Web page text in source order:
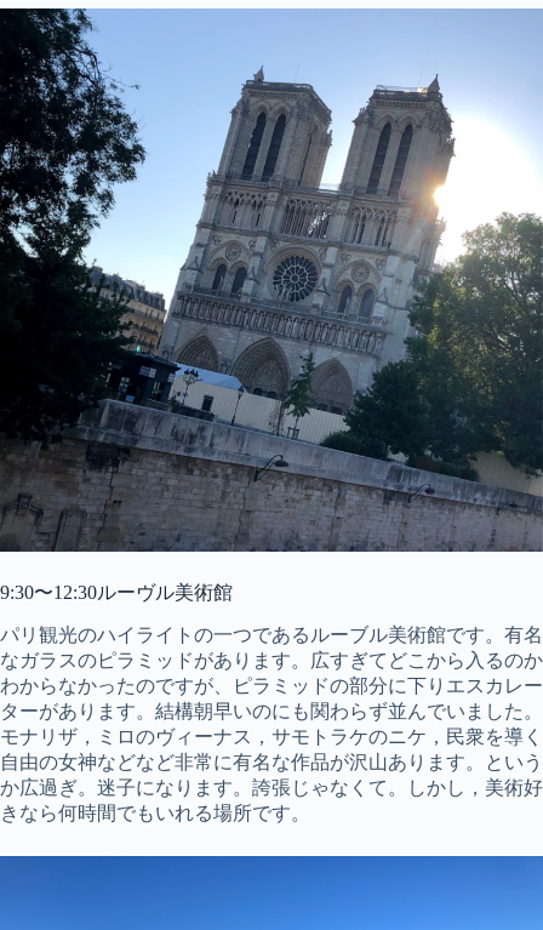
9:30〜12:30ルーヴル美術館
パリ観光のハイライトの一つであるルーブル美術館です。有名
なガラスのピラミッドがあります。広すぎてどこから入るのか
わからなかったのですが、ピラミッドの部分に下りエスカレー
ターがあります。結構朝早いのにも関わらず並んでいました。
モナリザ，ミロのヴィーナス，サモトラケのニケ，民衆を導く
自由の女神などなど非常に有名な作品が沢山あります。という
か広過ぎ。迷子になります。誇張じゃなくて。しかし，美術好
きなら何時間でもいれる場所です。